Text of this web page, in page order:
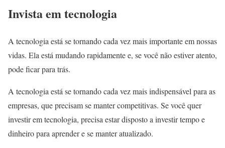
Invista em tecnologia
A tecnologia está se tornando cada vez mais importante em nossas
vidas. Ela está mudando rapidamente e, se você não estiver atento,
pode ficar para trás.
A tecnologia está se tornando cada vez mais indispensável para as
empresas, que precisam se manter competitivas. Se você quer
investir em tecnologia, precisa estar disposto a investir tempo e
dinheiro para aprender e se manter atualizado.